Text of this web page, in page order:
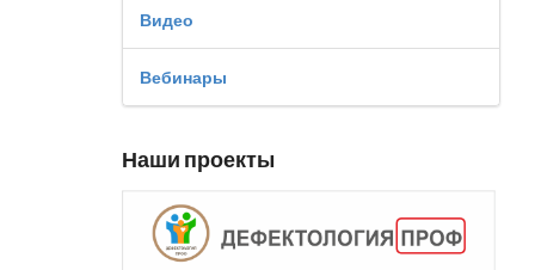
Видео
Вебинары
Наши проекты